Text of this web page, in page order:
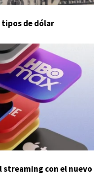
tipos de dólar
streaming con el nuevo